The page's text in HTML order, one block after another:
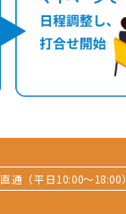
通（平日10:00〜18:00）